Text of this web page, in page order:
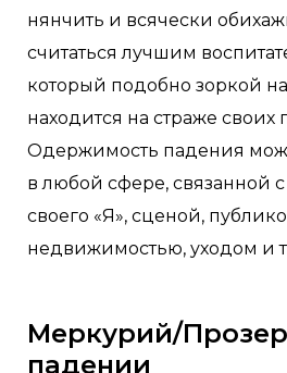
нянчить и всячески
считаться лучшим
который подобно зоркой
находится на страже своих
Одержимость падения
в любой сфере, связанной
своего «Я», сценой,
недвижимостью, уходом и
Меркурий/
падении